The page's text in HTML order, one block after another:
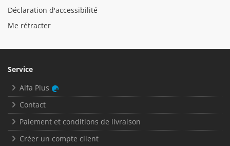
Déclaration d'accessibilité
Me rétracter
Service
Alfa Plus
Contact
Paiement et conditions de livraison
Créer un compte client